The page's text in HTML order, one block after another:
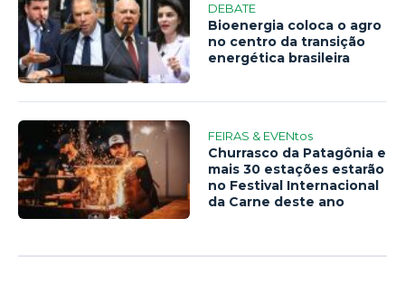
DEBATE
Bioenergia coloca o agro
no centro da transição
energética brasileira
FEIRAS & EVENtos
Churrasco da Patagônia e
mais 30 estações estarão
no Festival Internacional
da Carne deste ano